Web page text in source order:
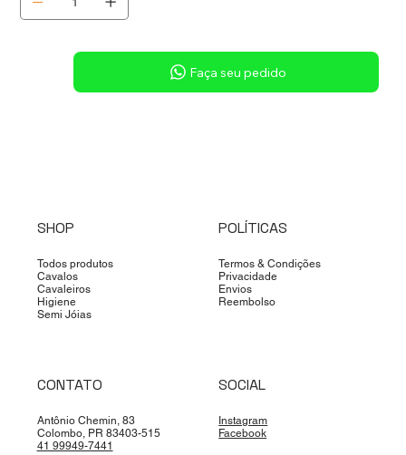
Sob consulta
Faça seu pedido
SHOP
Todos produtos
Cavalos
Cavaleiros
Higiene
Semi Jóias
POLÍTICAS
Termos & Condições
Privacidade
Envios
Reembolso
CONTATO
Antônio Chemin, 83
Colombo, PR 83403-515
41 99949-7441
SOCIAL
Instagram
Facebook